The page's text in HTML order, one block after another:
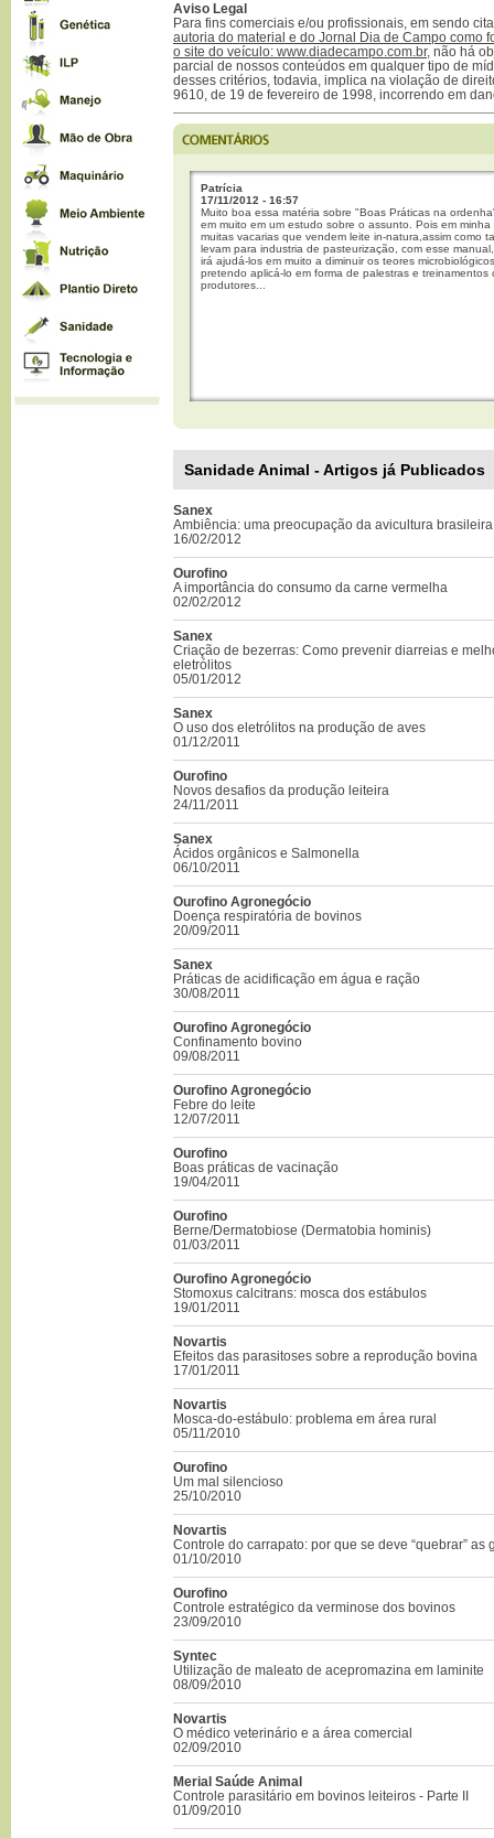
Aviso Legal
Para fins comerciais e/ou profissionais, em sendo
autoria do material e do Jornal Dia de Campo como
o site do veículo: www.diadecampo.com.br, não há
parcial de nossos conteúdos em qualquer tipo de
desses critérios, todavia, implica na violação de
9610, de 19 de fevereiro de 1998, incorrendo em
Patrícia
17/11/2012 - 16:57
Muito boa essa matéria sobre "Boas Práticas na
em muito em um estudo sobre o assunto. Pois em minha
muitas vacarias que vendem leite in-natura,assim como
levam para industria de pasteurização, com esse
irá ajudá-los em muito a diminuir os teores
pretendo aplicá-lo em forma de palestras e treinamentos
produtores...
Sanidade Animal - Artigos já Publicados
Sanex
Ambiência: uma preocupação da avicultura brasileira
16/02/2012
Ourofino
A importância do consumo da carne vermelha
02/02/2012
Sanex
Criação de bezerras: Como prevenir diarreias e
eletrólitos
05/01/2012
Sanex
O uso dos eletrólitos na produção de aves
01/12/2011
Ourofino
Novos desafios da produção leiteira
24/11/2011
Sanex
Ácidos orgânicos e Salmonella
06/10/2011
Ourofino Agronegócio
Doença respiratória de bovinos
20/09/2011
Sanex
Práticas de acidificação em água e ração
30/08/2011
Ourofino Agronegócio
Confinamento bovino
09/08/2011
Ourofino Agronegócio
Febre do leite
12/07/2011
Ourofino
Boas práticas de vacinação
19/04/2011
Ourofino
Berne/Dermatobiose (Dermatobia hominis)
01/03/2011
Ourofino Agronegócio
Stomoxus calcitrans: mosca dos estábulos
19/01/2011
Novartis
Efeitos das parasitoses sobre a reprodução bovina
17/01/2011
Novartis
Mosca-do-estábulo: problema em área rural
05/11/2010
Ourofino
Um mal silencioso
25/10/2010
Novartis
Controle do carrapato: por que se deve “quebrar” as
01/10/2010
Ourofino
Controle estratégico da verminose dos bovinos
23/09/2010
Syntec
Utilização de maleato de acepromazina em laminite
08/09/2010
Novartis
O médico veterinário e a área comercial
02/09/2010
Merial Saúde Animal
Controle parasitário em bovinos leiteiros - Parte II
01/09/2010